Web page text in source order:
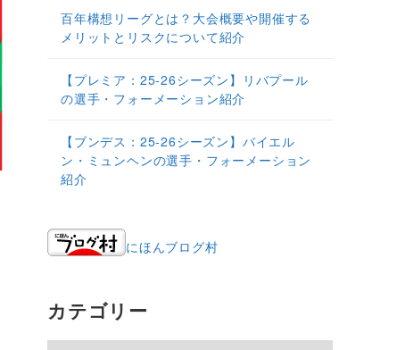
百年構想リーグとは？大会概要や開催する
メリットとリスクについて紹介
【プレミア：25‐26シーズン】リバプール
の選手・フォーメーション紹介
【ブンデス：25‐26シーズン】バイエル
ン・ミュンヘンの選手・フォーメーション
紹介
にほんブログ村
カテゴリー